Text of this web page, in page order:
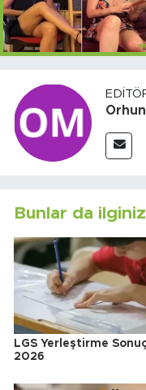
Bunlar da
LGS Yerleştirme
2026